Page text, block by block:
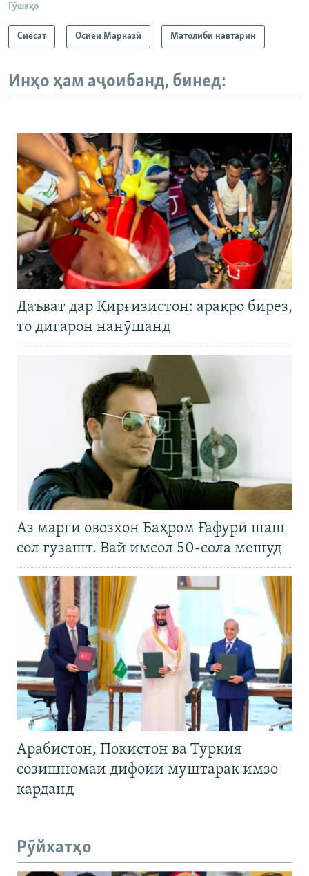
Гӯшаҳо
Сиёсат Осиёи Марказӣ Матолиби навтарин
Инҳо ҳам аҷоибанд, бинед:
Даъват дар Қирғизистон: арақро бирез,
то дигарон нанӯшанд
Аз марги овозхон Баҳром Ғафурӣ шаш
сол гузашт. Вай имсол 50-сола мешуд
Арабистон, Покистон ва Туркия
созишномаи дифоии муштарак имзо
карданд
Рӯйхатҳо